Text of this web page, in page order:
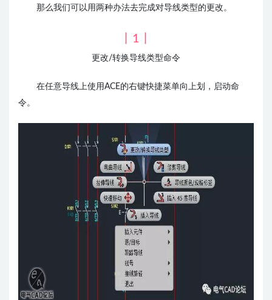
那么我们可以用两种办法去完成对导线类型的更改。
丨1丨
更改/转换导线类型命令
在任意导线上使用ACE的右键快捷菜单向上划，启动命
令。